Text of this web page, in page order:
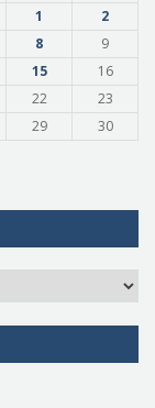
1
2
8
9
15
16
22
23
29 30